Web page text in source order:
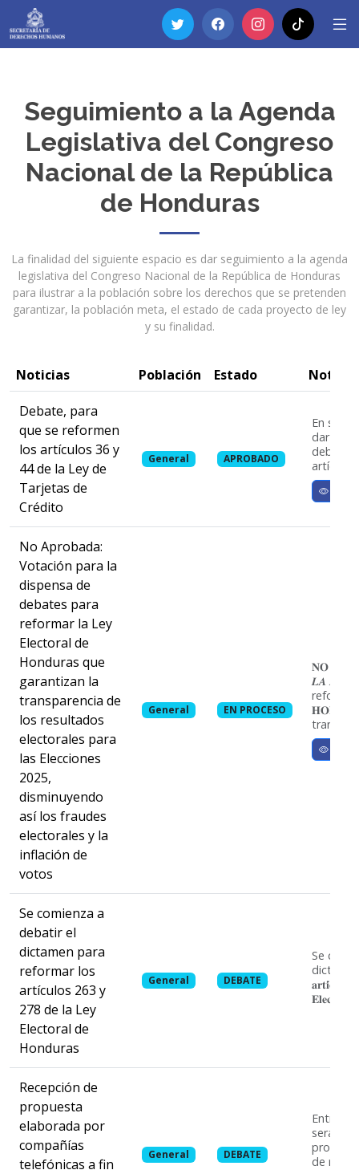
Seguimiento a la Agenda
Legislativa del Congreso
Nacional de la República
de Honduras
La finalidad del siguiente espacio es dar seguimiento a la agenda
legislativa del Congreso Nacional de la República de Honduras
para ilustrar a la población sobre los derechos que se pretenden
garantizar, la población meta, el estado de cada proyecto de ley
y su finalidad.
Noticias Población Estado Notas
Debate, para
que se reformen
los artículos 36 y
44 de la Ley de
Tarjetas de
Crédito
General APROBADO
En
dar
debate,
artículos
No Aprobada:
Votación para la
dispensa de
debates para
reformar la Ley
Electoral de
Honduras que
garantizan la
transparencia de
los resultados
electorales para
las Elecciones
2025,
disminuyendo
así los fraudes
electorales y la
inflación de
votos
General EN PROCESO
𝐍𝐎
𝑳𝑨
transp...
Se comienza a
debatir el
dictamen para
reformar los
artículos 263 y
278 de la Ley
Electoral de
Honduras
General DEBATE
Se
Recepción de
propuesta
elaborada por
compañías
telefónicas a fin
General DEBATE
Entre
serán
de